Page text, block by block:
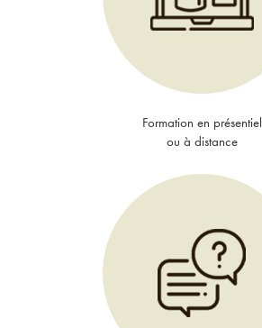
Formation en présentiel
ou à distance